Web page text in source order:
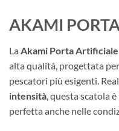
AKAMI
La Akami Porta Artificiale
alta qualità, progettata
pescatori più esigenti.
intensità, questa scatola
perfetta anche nelle